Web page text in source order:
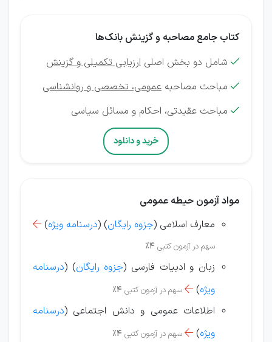
کتاب جامع مصاحبه و گزینش بانک‌ها
 شامل دو بخش اصلی ارزیابی تکمیلی و گزینش
 مباحث مصاحبه عمومی، تخصصی و روانشناسی
 مباحث عقیدتی، احکام و مسائل سیاسی
خرید و دانلود
مواد آزمون حیطه عمومی
معارف اسلامی (جزوه رایگان) (درسنامه ویژه)

سهم در آزمون کتبی 4%
زبان و ادبیات فارسی (جزوه رایگان) (درسنامه
ویژه)
 سهم در آزمون کتبی 4%
اطلاعات عمومی و دانش اجتماعی (درسنامه
ویژه)
 سهم در آزمون کتبی 4%